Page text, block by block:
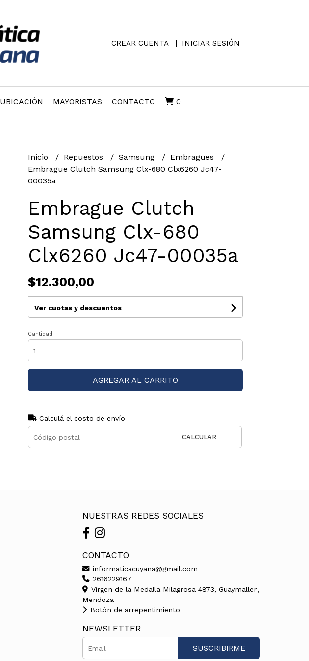
CREAR CUENTA INICIAR SESIÓN
UBICACIÓN MAYORISTAS CONTACTO 0
Inicio Repuestos Samsung
Embragues
Embrague Clutch Samsung Clx-680 Clx6260 Jc47-
00035a
Embrague Clutch
Samsung Clx-680
Clx6260 Jc47-00035a
$12.300,00
Ver cuotas y descuentos
Cantidad
AGREGAR AL CARRITO
Calculá el costo de envío
CALCULAR
NUESTRAS REDES SOCIALES
CONTACTO
informaticacuyana@gmail.com
2616229167
Virgen de la Medalla Milagrosa 4873, Guaymallen,
Mendoza
Botón de arrepentimiento
NEWSLETTER
SUSCRIBIRME